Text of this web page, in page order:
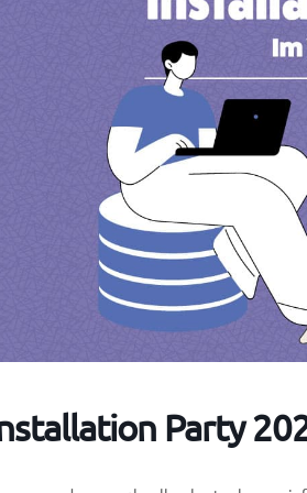
Party